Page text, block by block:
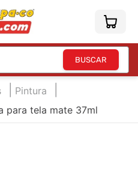
Pintura
para tela mate 37ml